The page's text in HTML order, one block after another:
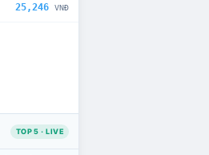
25,246 VNĐ
TOP 5 · LIVE